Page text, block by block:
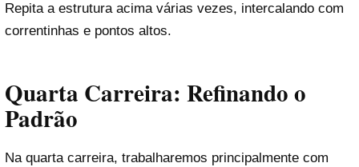
Repita a estrutura acima várias vezes, intercalando com
correntinhas e pontos altos.
Quarta Carreira: Refinando o
Padrão
Na quarta carreira, trabalharemos principalmente com